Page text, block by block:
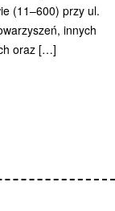
(11–600) przy ul.
innych
oraz […]